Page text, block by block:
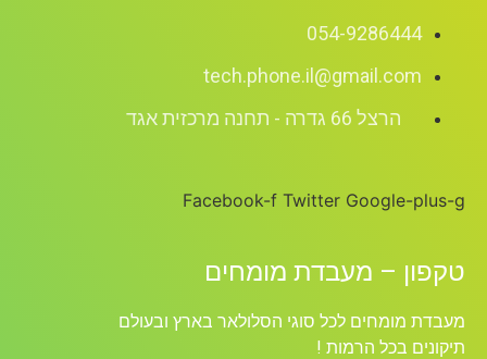
054-9286444
tech.phone.il@gmail.com
הרצל 66 גדרה - תחנה מרכזית אגד
Facebook-f Twitter Google-plus-g
טקפון – מעבדת מומחים
מעבדת מומחים לכל סוגי הסלולאר בארץ ובעולם
תיקונים בכל הרמות !